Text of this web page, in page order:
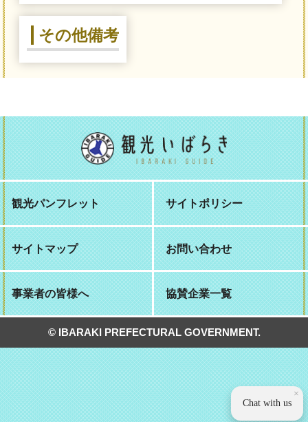
その他備考
観光パンフレット サイトポリシー
サイトマップ お問い合わせ
事業者の皆様へ 協賛企業一覧
© IBARAKI PREFECTURAL GOVERNMENT.
×
Chat with us